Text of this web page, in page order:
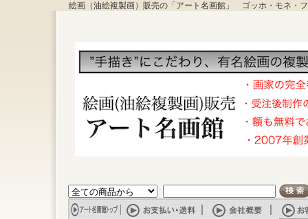
絵画（油絵複製画）販売の「アート名画館」 ゴッホ・モネ・